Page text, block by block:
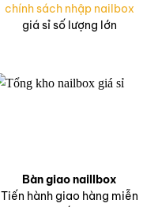
chính sách nhập nailbox
giá sỉ số lượng lớn
Bàn giao naillbox
Tiến hành giao hàng miễn